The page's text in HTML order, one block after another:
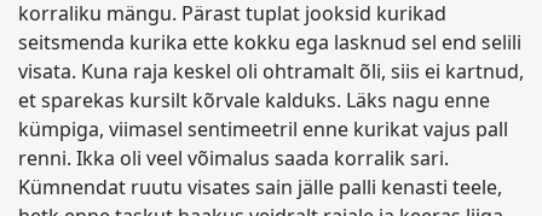
korraliku mängu. Pärast tuplat jooksid kurikad
seitsmenda kurika ette kokku ega lasknud sel end selili
visata. Kuna raja keskel oli ohtramalt õli, siis ei kartnud,
et sparekas kursilt kõrvale kalduks. Läks nagu enne
kümpiga, viimasel sentimeetril enne kurikat vajus pall
renni. Ikka oli veel võimalus saada korralik sari.
Kümnendat ruutu visates sain jälle palli kenasti teele,